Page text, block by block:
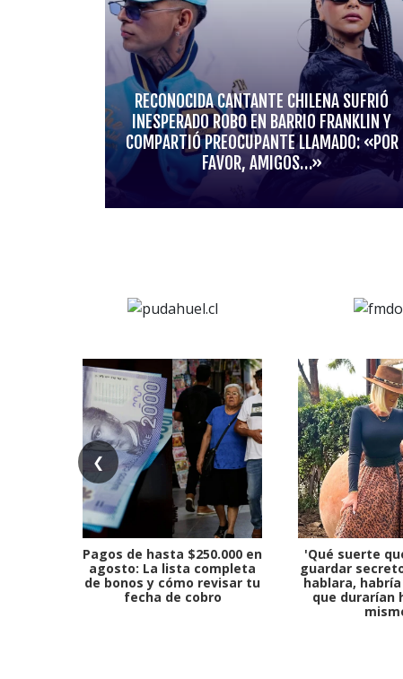
RECONOCIDA CANTANTE CHILENA SUFRIÓ
INESPERADO ROBO EN BARRIO FRANKLIN Y
COMPARTIÓ PREOCUPANTE LLAMADO: «POR
FAVOR, AMIGOS…»
❮
Pagos de hasta $250.000 en
agosto: La lista completa
de bonos y cómo revisar tu
fecha de cobro
'Qué suerte
guardar
hablara,
que durarían